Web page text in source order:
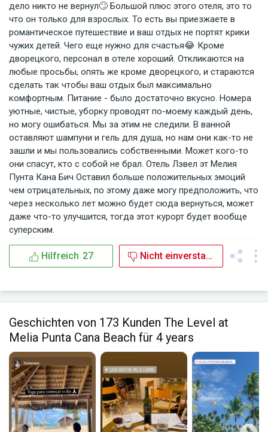
дело никто не вернул🙄 Большой плюс этого отеля, это то
что он только для взрослых. То есть вы приезжаете в
романтическое путешествие и ваш отдых не портят крики
чужих детей. Чего еще нужно для счастья😂 Кроме
дворецкого, персонал в отеле хороший. Откликаются на
любые просьбы, опять же кроме дворецкого, и стараются
сделать так чтобы ваш отдых был максимально
комфортным. Питание - было достаточно вкусно. Номера
уютные, чистые, уборку проводят по-моему каждый день,
но могу ошибаться. Мы за этим не следили. В ванной
оставляют шампуни и гель для душа, но нам они как-то не
зашли и мы пользовались собственными. Может кого-то
они спасут, кто с собой не брал. Отель Лэвел эт Мелия
Пунта Кана Бич Оставил больше положительных эмоций
чем отрицательных, по этому даже могу предположить, что
через несколько лет можно будет сюда вернуться, может
даже что-то улучшится, тогда этот курорт будет вообще
суперским.
Hilfreich 27 Nicht einverstanden 5
Geschichten von 173 Kunden The Level at
Melia Punta Cana Beach für 4 years